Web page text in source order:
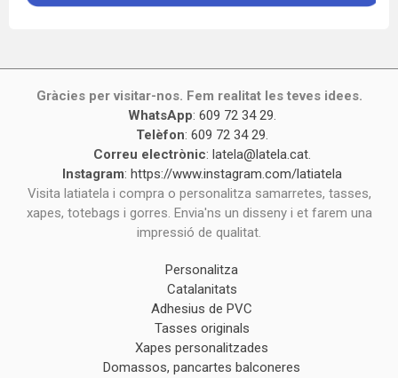
Gràcies per visitar-nos. Fem realitat les teves idees.
WhatsApp: 609 72 34 29.
Telèfon: 609 72 34 29.
Correu electrònic: latela@latela.cat.
Instagram: https://www.instagram.com/latiatela
Visita latiatela i compra o personalitza samarretes, tasses,
xapes, totebags i gorres. Envia'ns un disseny i et farem una
impressió de qualitat.
Personalitza
Catalanitats
Adhesius de PVC
Tasses originals
Xapes personalitzades
Domassos, pancartes balconeres